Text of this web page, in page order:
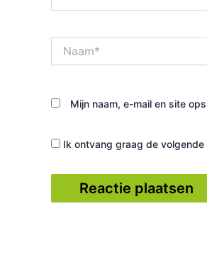
Mijn naam, e-mail en site
Ik ontvang graag de